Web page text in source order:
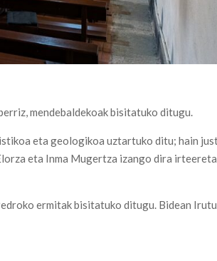
mendebaldekoak bisitatuko ditugu.
eta geologikoa uztartuko ditu; hain
eta Inma Mugertza izango dira
ermitak bisitatuko ditugu. Bidean